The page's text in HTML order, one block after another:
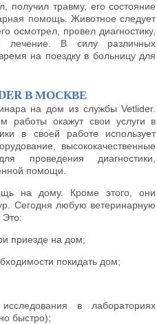
получил травму, его состояние
помощь. Животное следует
осмотрел, провел диагностику,
лечение. В силу различных
на поездку в больницу для
В МОСКВЕ
на дом из службы Vetlider.
работы окажут свои услуги в
в своей работе использует
высококачественные
проведения диагностики,
помощи.
на дому. Кроме этого, они
Сегодня любую ветеринарную
Это:
приезде на дом;
покидать дом;
в лабораториях
быстро);